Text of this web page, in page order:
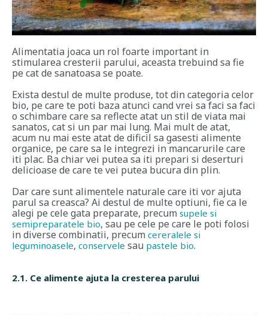
Alimentatia joaca un rol foarte important in
stimularea cresterii parului, aceasta trebuind sa fie
pe cat de sanatoasa se poate.
Exista destul de multe produse, tot din categoria celor
bio, pe care te poti baza atunci cand vrei sa faci sa faci
o schimbare care sa reflecte atat un stil de viata mai
sanatos, cat si un par mai lung. Mai mult de atat,
acum nu mai este atat de dificil sa gasesti alimente
organice, pe care sa le integrezi in mancarurile care
iti plac. Ba chiar vei putea sa iti prepari si deserturi
delicioase de care te vei putea bucura din plin.
Dar care sunt alimentele naturale care iti vor ajuta
parul sa creasca? Ai destul de multe optiuni, fie ca le
alegi pe cele gata preparate, precum supele si
semipreparatele bio, sau pe cele pe care le poti folosi
in diverse combinatii, precum cereralele si
leguminoasele, conservele sau pastele bio.
2.1. Ce alimente ajuta la cresterea parului